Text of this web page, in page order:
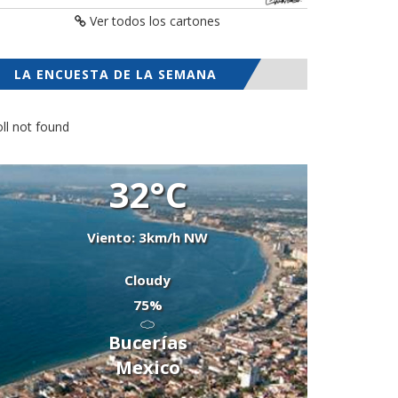
Ver todos los cartones
LA ENCUESTA DE LA SEMANA
not found
32°C
Viento: 3km/h NW
Cloudy
75%
Bucerías
Mexico